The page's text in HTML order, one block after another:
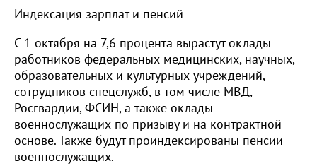
Индексация зарплат и пенсий
С 1 октября на 7,6 процента вырастут оклады
работников федеральных медицинских, научных,
образовательных и культурных учреждений,
сотрудников спецслужб, в том числе МВД,
Росгвардии, ФСИН, а также оклады
военнослужащих по призыву и на контрактной
основе. Также будут проиндексированы пенсии
военнослужащих.